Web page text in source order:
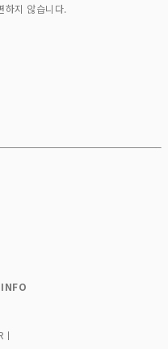
하지 않습니다.